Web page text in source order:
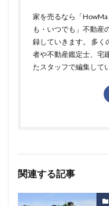
家を売るなら「
も・いつでも」不動産
録していきます。 多く
者や不動産鑑定士、宅
たスタッフで編集して
関連する記事